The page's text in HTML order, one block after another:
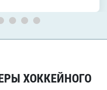
ХОККЕЙНОГО